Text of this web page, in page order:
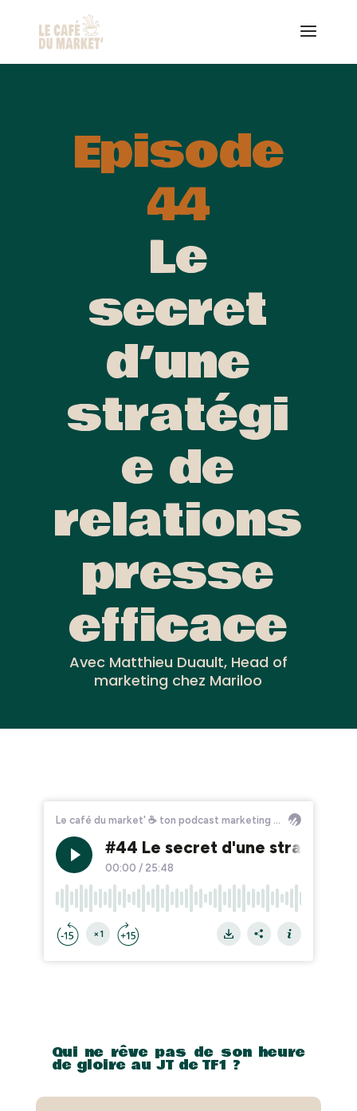
Episode
44
Le
secret
d’une
stratégi
e de
relations
presse
efficace
Avec Matthieu Duault, Head of
marketing chez Mariloo
Qui ne rêve pas de son heure
de gloire au JT de TF1 ?